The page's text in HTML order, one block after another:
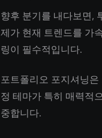
향후 분기를 내다보면,
제가 현재 트렌드를 가
링이 필수적입니다.
포트폴리오 포지셔닝
정 테마가 특히 매력적
중합니다.